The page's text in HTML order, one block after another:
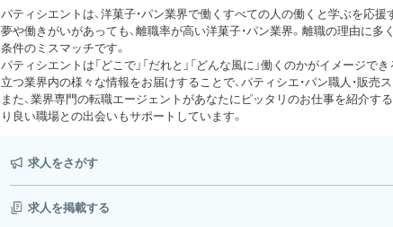
パティシエントは、洋菓子・パン業界で働くすべての人の働くと学ぶを応援
夢や働きがいがあっても、離職率が高い洋菓子・パン業界。離職の理由に多
条件のミスマッチです。
パティシエントは「どこで」「だれと」「どんな風に」働くのかがイメージで
立つ業界内の様々な情報をお届けすることで、パティシエ・パン職人・販売
また、業界専門の転職エージェントがあなたにピッタリのお仕事を紹介する
り良い職場との出会いもサポートしています。
求人をさがす
求人を掲載する